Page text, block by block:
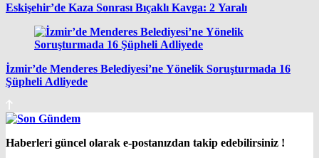
Eskişehir’de Kaza Sonrası Bıçaklı Kavga: 2 Yaralı
İzmir’de Menderes Belediyesi’ne Yönelik Soruşturmada 16
Şüpheli Adliyede
Haberleri güncel olarak e-postanızdan takip edebilirsiniz !